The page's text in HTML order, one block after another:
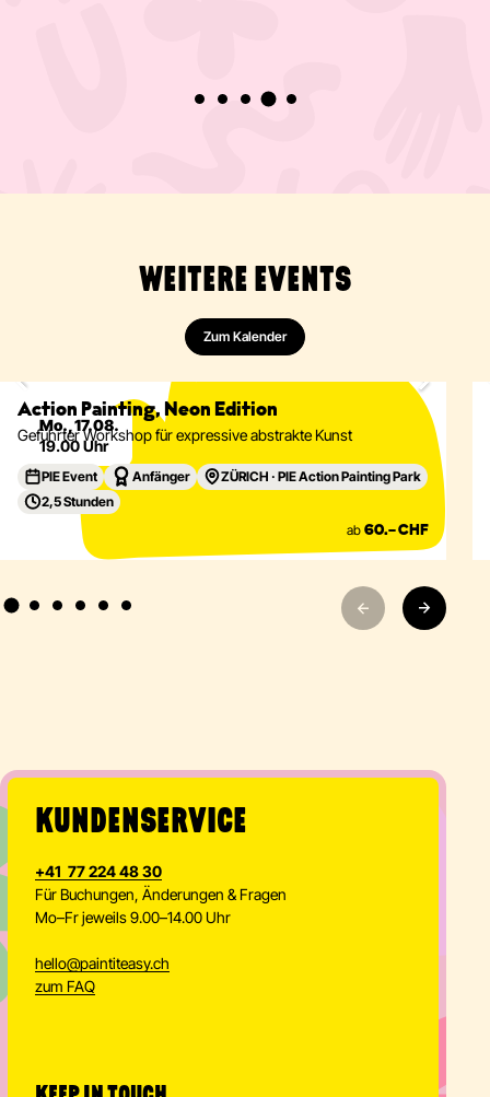
WEITERE EVENTS
Zum Kalender
Mo., 17.08.
19.00 Uhr
Action Painting
Action Painting, Neon Edition
Geführter Workshop für expressive abstrakte Kunst
PIE Event Anfänger
ZÜRICH · PIE Action Painting Park
2,5 Stunden
ab 60.– CHF
Eventdetails
KUNDENSERVICE
+41 77 224 48 30
Für Buchungen, Änderungen & Fragen
Mo–Fr jeweils 9.00–14.00 Uhr
hello@paintiteasy.ch
zum FAQ